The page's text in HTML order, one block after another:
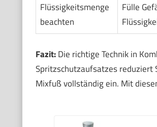
Flüssigkeitsmenge
beachten
Fülle
Fazit:Die richtige Technik in
Spritzschutzaufsatzes reduziert
Mixfuß vollständig ein. Mit